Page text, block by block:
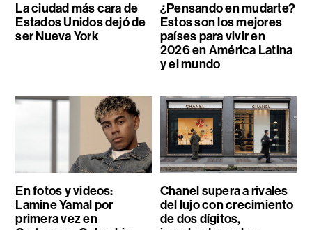
La ciudad más cara de
Estados Unidos dejó de
ser Nueva York
¿Pensando en mudarte?
Estos son los mejores
países para vivir en
2026 en América Latina
y el mundo
En fotos y videos:
Lamine Yamal por
primera vez en
Chanel supera a rivales
del lujo con crecimiento
de dos dígitos,